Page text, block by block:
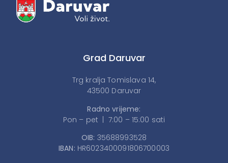
Grad Daruvar
Trg kralja Tomislava 14,
43500 Daruvar
Radno vrijeme:
Pon – pet | 7:00 – 15:00 sati
OIB: 35688993528
IBAN: HR6023400091806700003